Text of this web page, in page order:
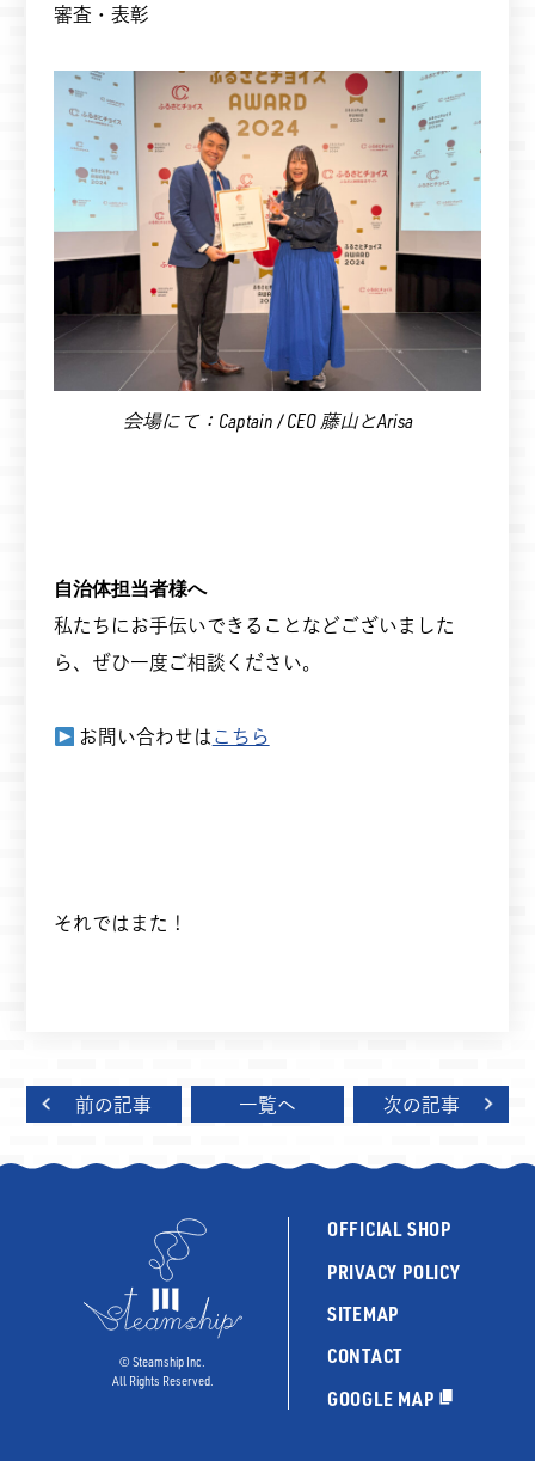
審査・表彰
会場にて：Captain / CEO 藤山とArisa
自治体担当者様へ
私たちにお手伝いできることなどございました
ら、ぜひ一度ご相談ください。
お問い合わせはこちら
それではまた！
前の記事 一覧へ 次の記事
©︎ Steamship Inc.
All Rights Reserved.
OFFICIAL SHOP
PRIVACY POLICY
SITEMAP
CONTACT
GOOGLE MAP